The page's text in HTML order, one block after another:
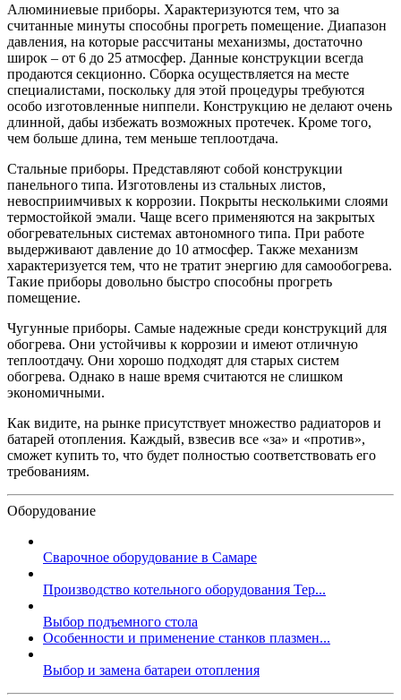
Алюминиевые приборы. Характеризуются тем, что за
считанные минуты способны прогреть помещение. Диапазон
давления, на которые рассчитаны механизмы, достаточно
широк – от 6 до 25 атмосфер. Данные конструкции всегда
продаются секционно. Сборка осуществляется на месте
специалистами, поскольку для этой процедуры требуются
особо изготовленные ниппели. Конструкцию не делают очень
длинной, дабы избежать возможных протечек. Кроме того,
чем больше длина, тем меньше теплоотдача.
Стальные приборы. Представляют собой конструкции
панельного типа. Изготовлены из стальных листов,
невосприимчивых к коррозии. Покрыты несколькими слоями
термостойкой эмали. Чаще всего применяются на закрытых
обогревательных системах автономного типа. При работе
выдерживают давление до 10 атмосфер. Также механизм
характеризуется тем, что не тратит энергию для самообогрева.
Такие приборы довольно быстро способны прогреть
помещение.
Чугунные приборы. Самые надежные среди конструкций для
обогрева. Они устойчивы к коррозии и имеют отличную
теплоотдачу. Они хорошо подходят для старых систем
обогрева. Однако в наше время считаются не слишком
экономичными.
Как видите, на рынке присутствует множество радиаторов и
батарей отопления. Каждый, взвесив все «за» и «против»,
сможет купить то, что будет полностью соответствовать его
требованиям.
Оборудование
Сварочное оборудование в Самаре
Производство котельного оборудования Тер...
Выбор подъемного стола
Особенности и применение станков плазмен...
Выбор и замена батареи отопления